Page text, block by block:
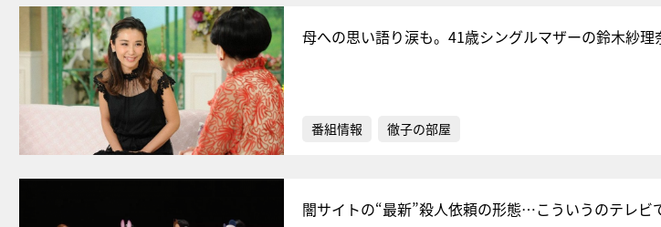
母への思い語り涙も。41歳シングルマザーの鈴木紗
番組情報 徹子の部屋
闇サイトの“最新”殺人依頼の形態…こういうのテレビ